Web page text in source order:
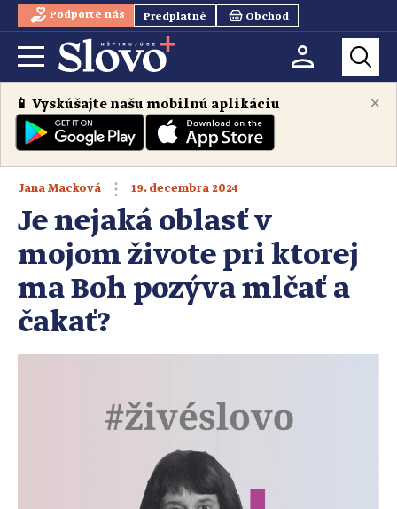
Podporte nás Predplatné Obchod
×
📱 Vyskúšajte našu mobilnú aplikáciu
Jana Macková 19. decembra 2024
Je nejaká oblasť v
mojom živote pri ktorej
ma Boh pozýva mlčať a
čakať?